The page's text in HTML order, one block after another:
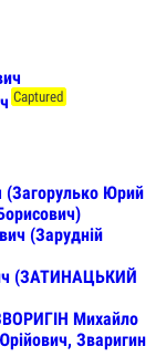
Captured
Юрий
(Зарудній
(ЗАТИНАЦЬКИЙ
Михайло
Зваригин